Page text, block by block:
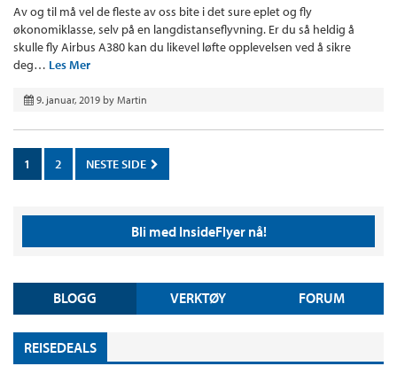
Av og til må vel de fleste av oss bite i det sure eplet og fly
økonomiklasse, selv på en langdistanseflyvning. Er du så heldig å
skulle fly Airbus A380 kan du likevel løfte opplevelsen ved å sikre
deg… Les Mer
9. januar, 2019 by Martin
1 2 NESTE SIDE
Bli med InsideFlyer nå!
BLOGG VERKTØY FORUM
REISEDEALS